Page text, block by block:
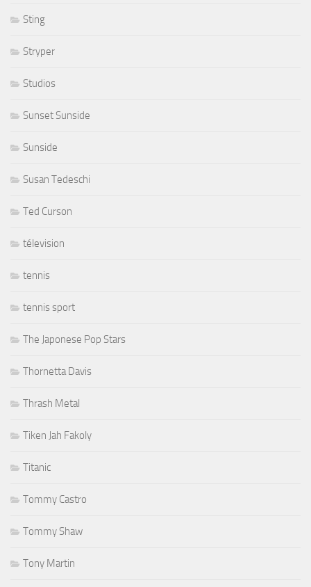
Sting
Stryper
Studios
Sunset Sunside
Sunside
Susan Tedeschi
Ted Curson
télevision
tennis
tennis sport
The Japonese Pop Stars
Thornetta Davis
Thrash Metal
Tiken Jah Fakoly
Titanic
Tommy Castro
Tommy Shaw
Tony Martin